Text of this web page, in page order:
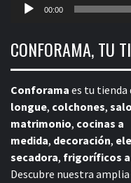
00:00
CONFORAMA, TU
Conforama es tu tienda
longue, colchones,
matrimonio, cocinas a
medida, decoración,
secadora, frigoríficos
Descubre nuestra